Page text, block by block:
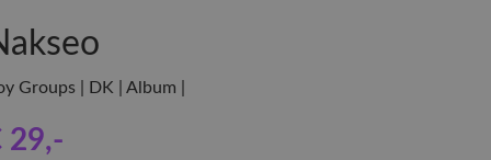
Groups | DK | Album |
29,-